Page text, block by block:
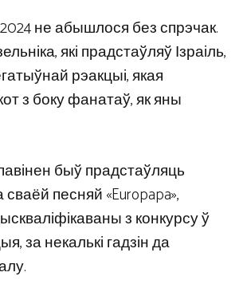
не абышлося без спрэчак.
які прадстаўляў Ізраіль,
рэакцыі, якая
з боку фанатаў, як яны
быў прадстаўляць
песняй «Europapa»,
з конкурсу ў
за некалькі гадзін да